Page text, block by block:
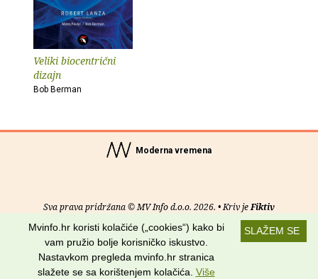
Veliki biocentrični
dizajn
Bob Berman
Moderna vremena
Sva prava pridržana © MV Info d.o.o. 2026. • Kriv jeFiktiv
Uvjeti korištenja RSS kanali
Potraži nas na:
SLAŽEM SE
Mvinfo.hr koristi kolačiće („cookies“) kako bi
vam pružio bolje korisničko iskustvo.
Nastavkom pregleda mvinfo.hr stranica
slažete se sa korištenjem kolačića. Više